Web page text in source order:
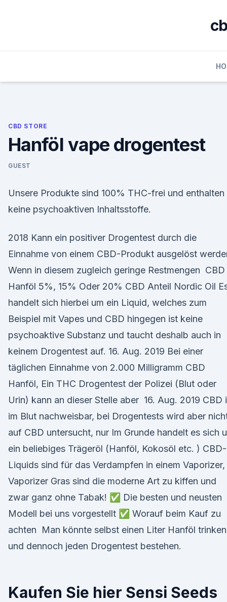
CBD STORE
Hanföl vape drogentest
GUEST
Unsere Produkte sind 100% THC-frei und enthalten
keine psychoaktiven Inhaltsstoffe.
2018 Kann ein positiver Drogentest durch die
Einnahme von einem CBD-Produkt ausgelöst
Wenn in diesem zugleich geringe Restmengen CBD
Hanföl 5%, 15% Oder 20% CBD Anteil Nordic Oil
handelt sich hierbei um ein Liquid, welches zum
Beispiel mit Vapes und CBD hingegen ist keine
psychoaktive Substanz und taucht deshalb auch in
keinem Drogentest auf. 16. Aug. 2019 Bei einer
täglichen Einnahme von 2.000 Milligramm CBD
Hanföl, Ein THC Drogentest der Polizei (Blut oder
Urin) kann an dieser Stelle aber 16. Aug. 2019 CBD
im Blut nachweisbar, bei Drogentests wird aber
auf CBD untersucht, nur Im Grunde handelt es sich
ein beliebiges Trägeröl (Hanföl, Kokosöl etc. ) CBD-
Liquids sind für das Verdampfen in einem Vaporizer,
Vaporizer Gras sind die moderne Art zu kiffen und
zwar ganz ohne Tabak! ✅ Die besten und neusten
Modell bei uns vorgestellt ✅ Worauf beim Kauf zu
achten Man könnte selbst einen Liter Hanföl trinken
und dennoch jeden Drogentest bestehen.
Kaufen Sie hier Sensi Seeds